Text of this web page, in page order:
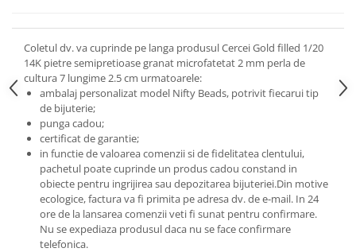
Coletul dv. va cuprinde pe langa produsul Cercei Gold filled 1/20
14K pietre semipretioase granat microfatetat 2 mm perla de
cultura 7 lungime 2.5 cm urmatoarele:
ambalaj personalizat model Nifty Beads, potrivit fiecarui tip
de bijuterie;
punga cadou;
certificat de garantie;
in functie de valoarea comenzii si de fidelitatea clentului,
pachetul poate cuprinde un produs cadou constand in
obiecte pentru ingrijirea sau depozitarea bijuteriei.Din motive
ecologice, factura va fi primita pe adresa dv. de e-mail. In 24
ore de la lansarea comenzii veti fi sunat pentru confirmare.
Nu se expediaza produsul daca nu se face confirmare
telefonica.